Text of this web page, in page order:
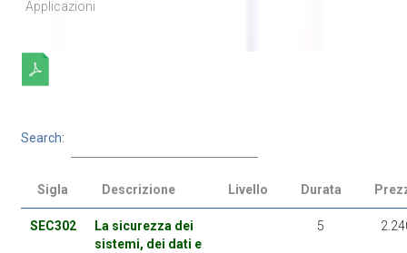
Applicazioni
Search:
Sigla Descrizione Livello Durata
SEC302
La sicurezza dei
sistemi, dei dati e
5